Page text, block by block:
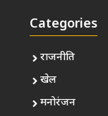
Categories
राजनीति
खेल
मनोरंजन